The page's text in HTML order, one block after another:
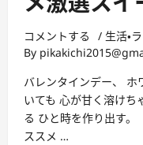
コメントする / 生活・
By
バレンタインデー、 ホ
いても 心が甘く溶け
る ひと時を作り出す
ススメ …